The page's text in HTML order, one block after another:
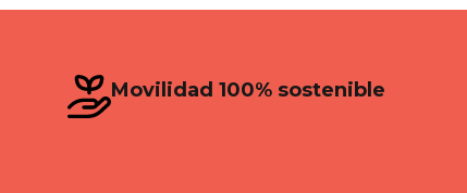
Movilidad 100% sostenible